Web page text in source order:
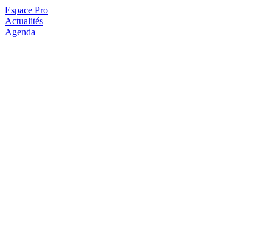
Espace Pro
Actualités
Agenda